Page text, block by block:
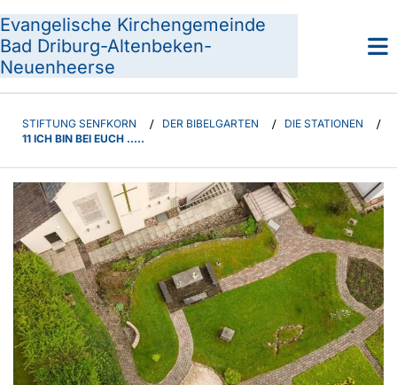
Evangelische Kirchengemeinde
Bad Driburg-Altenbeken-
Neuenheerse
STIFTUNG SENFKORN / DER BIBELGARTEN / DIE STATIONEN /
11 ICH BIN BEI EUCH .....